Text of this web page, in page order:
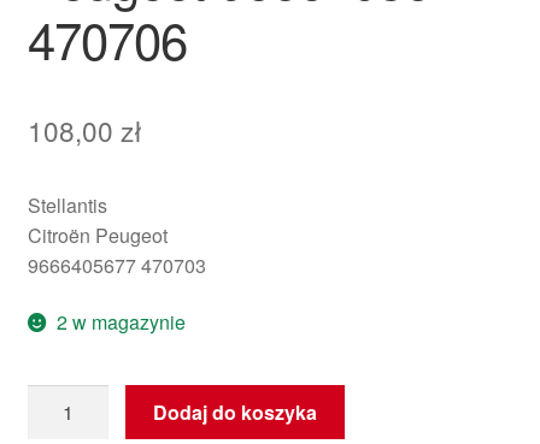
470706
108,00 zł
Stellantis
Citroën Peugeot
9666405677 470703
2 w magazynie
Sterownik
Dodaj do koszyka